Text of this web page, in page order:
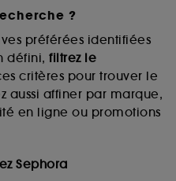
?
préférées identifiées
défini, filtrez le
critères pour trouver le
aussi affiner par marque,
en ligne ou promotions
Sephora